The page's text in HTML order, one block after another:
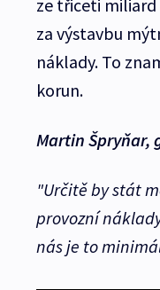
ze třiceti
za výstavbu
náklady. To
korun.
Martin Špryňar,
"Určitě by stát
provozní
nás je to